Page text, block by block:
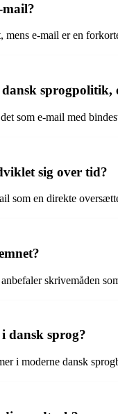
mail?
e-mail er en
sprogpolitik,
som e-mail med
sig over tid?
som en direkte
skrivemåden
dansk sprog?
i moderne dansk